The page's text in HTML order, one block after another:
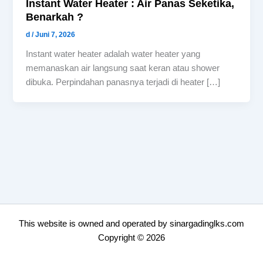
Instant Water Heater : Air Panas Seketika,
Benarkah ?
d/Juni 7, 2026
Instant water heater adalah water heater yang
memanaskan air langsung saat keran atau shower
dibuka. Perpindahan panasnya terjadi di heater […]
This website is owned and operated by sinargadinglks.com
Copyright © 2026